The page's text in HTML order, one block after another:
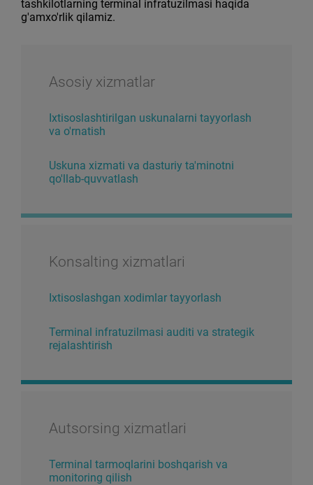
tashkilotlarning terminal infratuzilmasi haqida
g'amxo'rlik qilamiz.
Asosiy xizmatlar
Ixtisoslashtirilgan uskunalarni tayyorlash
va o'rnatish
Uskuna xizmati va dasturiy ta'minotni
qo'llab-quvvatlash
Konsalting xizmatlari
Ixtisoslashgan xodimlar tayyorlash
Terminal infratuzilmasi auditi va strategik
rejalashtirish
Autsorsing xizmatlari
Terminal tarmoqlarini boshqarish va
monitoring qilish